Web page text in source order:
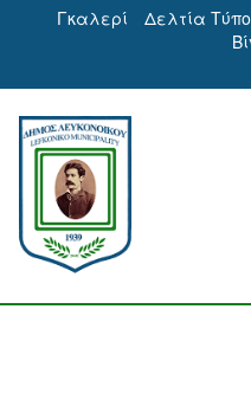
Γκαλερί Δελτία